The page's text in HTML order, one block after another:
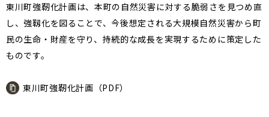
東川町強靭化計画は、本町の自然災害に対する脆弱さを見つめ直
し、強靱化を図ることで、今後想定される大規模自然災害から町
民の生命・財産を守り、持続的な成長を実現するために策定した
ものです。
東川町強靭化計画（PDF）